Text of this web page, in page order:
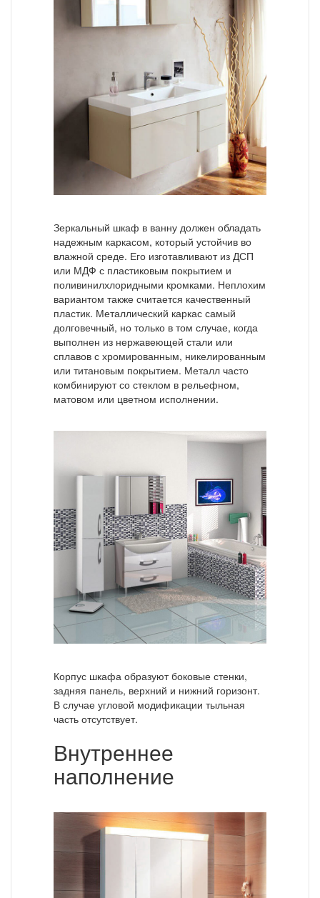
Зеркальный шкаф в ванну должен обладать
надежным каркасом, который устойчив во
влажной среде. Его изготавливают из ДСП
или МДФ с пластиковым покрытием и
поливинилхлоридными кромками. Неплохим
вариантом также считается качественный
пластик. Металлический каркас самый
долговечный, но только в том случае, когда
выполнен из нержавеющей стали или
сплавов с хромированным, никелированным
или титановым покрытием. Металл часто
комбинируют со стеклом в рельефном,
матовом или цветном исполнении.
Корпус шкафа образуют боковые стенки,
задняя панель, верхний и нижний горизонт.
В случае угловой модификации тыльная
часть отсутствует.
Внутреннее
наполнение